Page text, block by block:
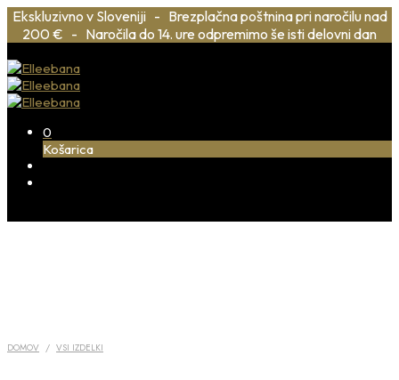
Ekskluzivno v Sloveniji - Brezplačna poštnina pri naročilu nad
200 € - Naročila do 14. ure odpremimo še isti delovni dan
0
Košarica
DOMOV / VSI IZDELKI